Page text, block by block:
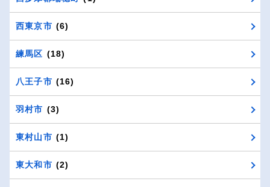
西東京市 (6)
練馬区 (18)
八王子市 (16)
羽村市 (3)
東村山市 (1)
東大和市 (2)